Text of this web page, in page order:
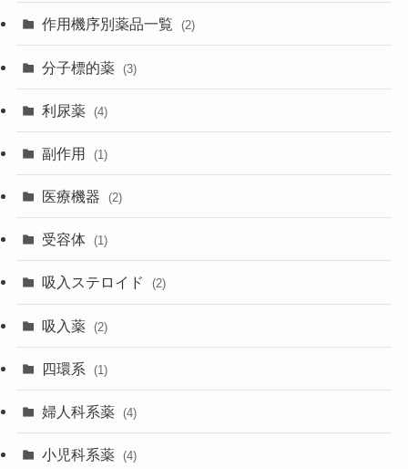
作用機序別薬品一覧 (2)
分子標的薬 (3)
利尿薬 (4)
副作用 (1)
医療機器 (2)
受容体 (1)
吸入ステロイド (2)
吸入薬 (2)
四環系 (1)
婦人科系薬 (4)
小児科系薬 (4)